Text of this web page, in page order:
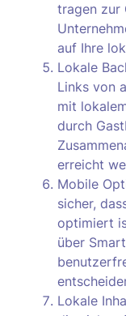
tragen zur
auf Ihre
Lokale
Links von
mit
durch
erreicht
Mobile
sicher,
optimiert
über
Lokale